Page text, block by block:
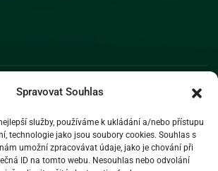
Spravovat Souhlas
služby, používáme k ukládání a/nebo přístupu
technologie jako jsou soubory cookies. Souhlas s
umožní zpracovávat údaje, jako je chování při
ID na tomto webu. Nesouhlas nebo odvolání